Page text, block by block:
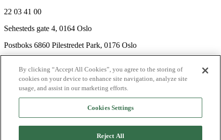
22 03 41 00
Sehesteds gate 4, 0164 Oslo
Postboks 6860 Pilestredet Park, 0176 Oslo
Nyhetsbrev
Ledige stillinger
Send inn manus
By clicking “Accept All Cookies”, you agree to the storing of
cookies on your device to enhance site navigation, analyze site
usage, and assist in our marketing efforts.
Cookies Settings
Reject All